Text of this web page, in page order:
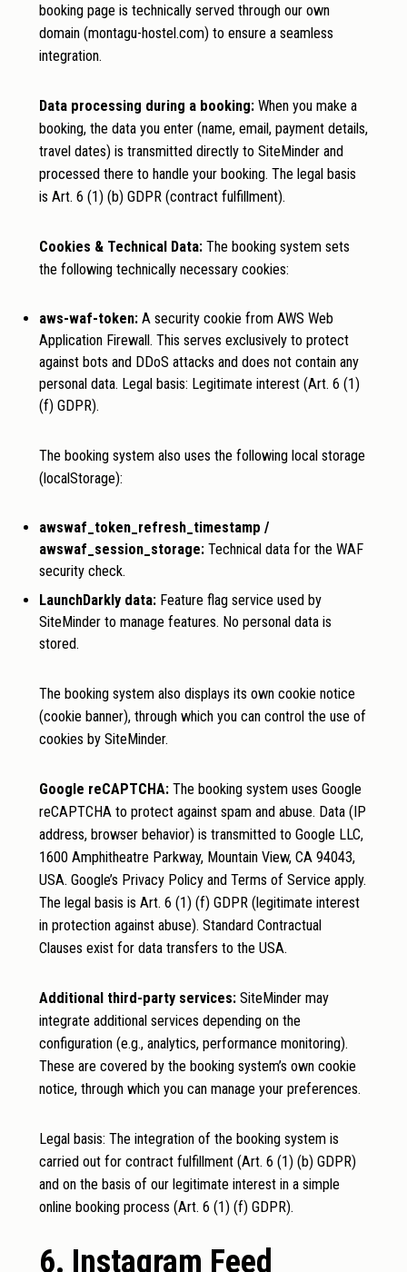
booking page is technically served through our own
domain (montagu-hostel.com) to ensure a seamless
integration.
Data processing during a booking:When you make a
booking, the data you enter (name, email, payment details,
travel dates) is transmitted directly to SiteMinder and
processed there to handle your booking. The legal basis
is Art. 6 (1) (b) GDPR (contract fulfillment).
Cookies & Technical Data:The booking system sets
the following technically necessary cookies:
aws-waf-token:A security cookie from AWS Web
Application Firewall. This serves exclusively to protect
against bots and DDoS attacks and does not contain any
personal data. Legal basis: Legitimate interest (Art. 6 (1)
(f) GDPR).
The booking system also uses the following local storage
(localStorage):
awswaf_token_refresh_timestamp /
awswaf_session_storage:Technical data for the WAF
security check.
LaunchDarkly data:Feature flag service used by
SiteMinder to manage features. No personal data is
stored.
The booking system also displays its own cookie notice
(cookie banner), through which you can control the use of
cookies by SiteMinder.
Google reCAPTCHA:The booking system uses Google
reCAPTCHA to protect against spam and abuse. Data (IP
address, browser behavior) is transmitted to Google LLC,
1600 Amphitheatre Parkway, Mountain View, CA 94043,
USA. Google’s Privacy Policyand Terms of Serviceapply.
The legal basis is Art. 6 (1) (f) GDPR (legitimate interest
in protection against abuse). Standard Contractual
Clauses exist for data transfers to the USA.
Additional third-party services:SiteMinder may
integrate additional services depending on the
configuration (e.g., analytics, performance monitoring).
These are covered by the booking system’s own cookie
notice, through which you can manage your preferences.
Legal basis: The integration of the booking system is
carried out for contract fulfillment (Art. 6 (1) (b) GDPR)
and on the basis of our legitimate interest in a simple
online booking process (Art. 6 (1) (f) GDPR).
6. Instagram Feed